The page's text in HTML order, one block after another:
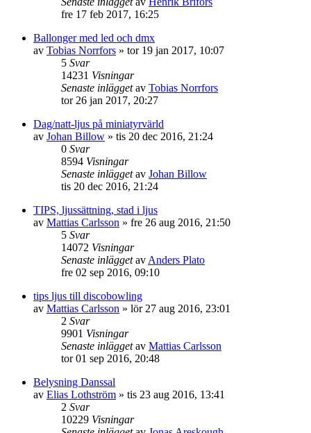
fre 17 feb 2017, 16:25
Ballonger med led och dmx
av Tobias Norrfors » tor 19 jan 2017, 10:07
5 Svar
14231 Visningar
Senaste inläggetav Tobias Norrfors
tor 26 jan 2017, 20:27
Dag/natt-ljus på miniatyrvärld
av Johan Billow » tis 20 dec 2016, 21:24
0 Svar
8594 Visningar
Senaste inläggetav Johan Billow
tis 20 dec 2016, 21:24
TIPS, ljussättning, stad i ljus
av Mattias Carlsson » fre 26 aug 2016, 21:50
5 Svar
14072 Visningar
Senaste inläggetav Anders Plato
fre 02 sep 2016, 09:10
tips ljus till discobowling
av Mattias Carlsson » lör 27 aug 2016, 23:01
2 Svar
9901 Visningar
Senaste inläggetav Mattias Carlsson
tor 01 sep 2016, 20:48
Belysning Danssal
av Elias Lothström » tis 23 aug 2016, 13:41
2 Svar
10229 Visningar